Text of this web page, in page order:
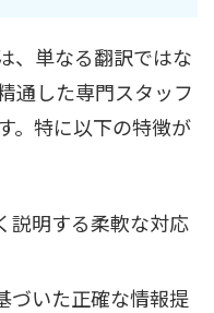
、単なる翻訳ではな
通した専門スタッフ
。特に以下の特徴が
説明する柔軟な対応
づいた正確な情報提